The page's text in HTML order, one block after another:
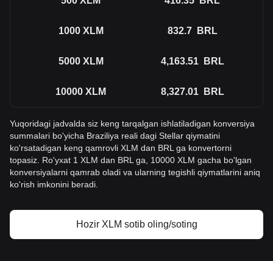
1000 XLM 832.7 BRL
5000 XLM 4,163.51 BRL
10000 XLM 8,327.01 BRL
Yuqoridagi jadvalda siz keng tarqalgan ishlatiladigan konversiya
summalari bo'yicha Braziliya reali dagi Stellar qiymatini
ko'rsatadigan keng qamrovli XLM dan BRL ga konvertorni
topasiz. Ro'yxat 1 XLM dan BRL ga, 10000 XLM gacha bo'lgan
konversiyalarni qamrab oladi va ularning tegishli qiymatlarini aniq
ko'rish imkonini beradi.
Hozir XLM sotib oling/soting